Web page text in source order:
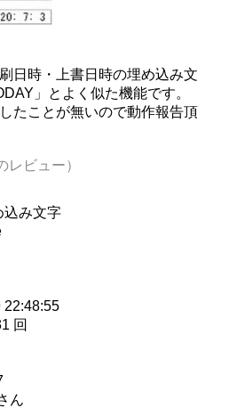
日時・上書日時の埋め込み文
」とよく似た機能です。
たことが無いので動作報告頂
レビュー）
込み文字
22:48:55
回
ん